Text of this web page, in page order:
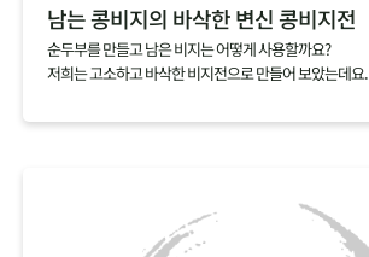
남는 콩비지의 바삭한 변신 콩비지전
순두부를 만들고 남은 비지는 어떻게 사용할까요?
저희는 고소하고 바삭한 비지전으로 만들어 보았는데요.